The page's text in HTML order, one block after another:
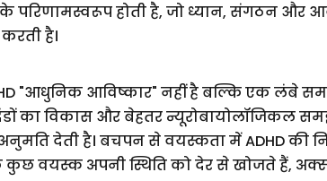
परिणामस्वरूप होती है, जो ध्यान, संगठन और
है।
"आधुनिक आविष्कार" नहीं है बल्कि एक लंबे
का विकास और बेहतर न्यूरोबायोलॉजिकल
देती है। बचपन से वयस्कता में ADHD की
कुछ वयस्क अपनी स्थिति को देर से खोजते हैं,